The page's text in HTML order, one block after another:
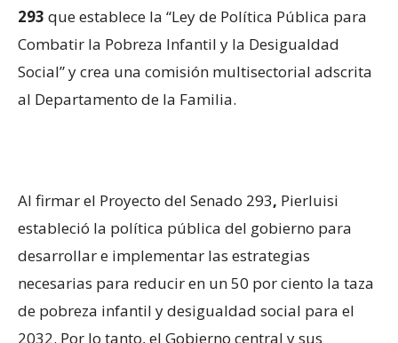
293 que establece la “Ley de Política Pública para
Combatir la Pobreza Infantil y la Desigualdad
Social” y crea una comisión multisectorial adscrita
al Departamento de la Familia.
Al firmar el Proyecto del Senado 293, Pierluisi
estableció la política pública del gobierno para
desarrollar e implementar las estrategias
necesarias para reducir en un 50 por ciento la taza
de pobreza infantil y desigualdad social para el
2032. Por lo tanto, el Gobierno central y sus